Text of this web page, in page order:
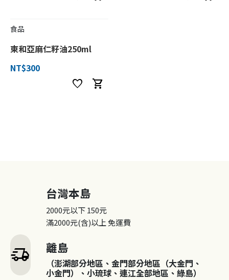
食品
東和亞麻仁籽油250ml
NT$300
favorite shopping_cart
delivery_truck_speed
台灣本島
2000元以下150元
滿2000元(含)以上免運費
離島
（澎湖部分地區、金門部分地區（大金門、
小金門）、小琉球、連江全部地區、綠島）